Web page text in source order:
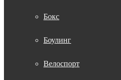
Бокс
Боулинг
Велоспорт